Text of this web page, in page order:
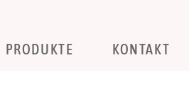
KONTAKT
PRODUKTE